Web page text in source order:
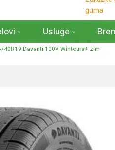
guma
Usluge
40R19 Davanti 100V Wintoura+ zim